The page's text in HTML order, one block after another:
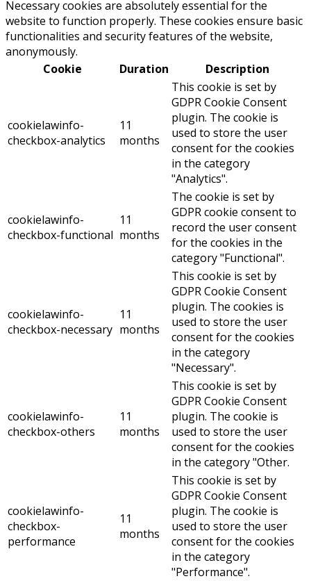
Necessary cookies are absolutely essential for the
website to function properly. These cookies ensure basic
functionalities and security features of the website,
anonymously.
Cookie
Duration Description
cookielawinfo-
checkbox-analytics
11
months
This cookie is set by
GDPR Cookie Consent
plugin. The cookie is
used to store the user
consent for the cookies
in the category
"Analytics".
cookielawinfo-
checkbox-functional
11
months
The cookie is set by
GDPR cookie consent to
record the user consent
for the cookies in the
category "Functional".
cookielawinfo-
checkbox-necessary
11
months
This cookie is set by
GDPR Cookie Consent
plugin. The cookies is
used to store the user
consent for the cookies
in the category
"Necessary".
cookielawinfo-
checkbox-others
11
months
This cookie is set by
GDPR Cookie Consent
plugin. The cookie is
used to store the user
consent for the cookies
in the category "Other.
cookielawinfo-
checkbox-
performance
11
months
This cookie is set by
GDPR Cookie Consent
plugin. The cookie is
used to store the user
consent for the cookies
in the category
"Performance".